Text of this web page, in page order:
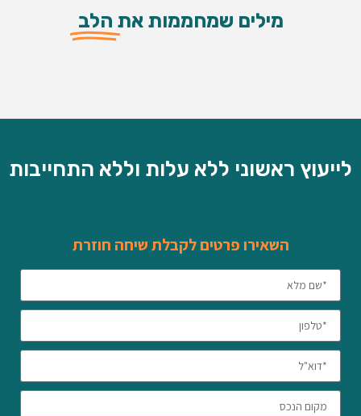
מילים שמחממות את הלב
לייעוץ ראשוני ללא עלות וללא התחייבות
השאירו פרטים לקבלת שיחה חוזרת